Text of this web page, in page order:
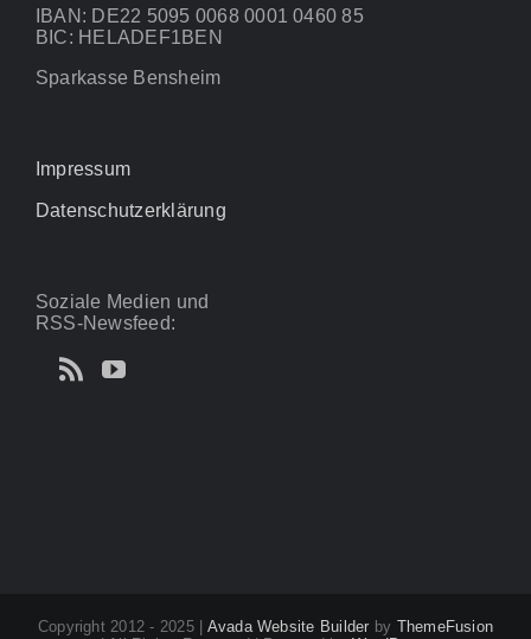
IBAN: DE22 5095 0068 0001 0460 85
BIC: HELADEF1BEN
Sparkasse Bensheim
Impressum
Datenschutzerklärung
Soziale Medien und
RSS-Newsfeed:
Copyright 2012 - 2025 | Avada Website Builder by ThemeFusion